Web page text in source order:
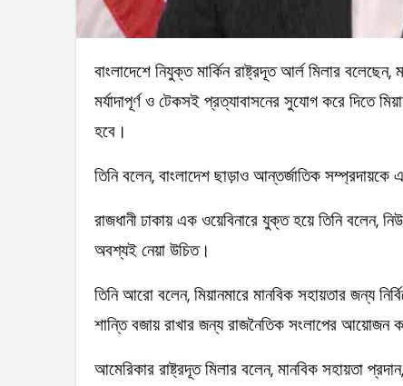
বাংলাদেশে নিযুক্ত মার্কিন রাষ্ট্রদূত আর্ল মিলার বলেছেন, মানবাধিকার প্রতিষ্ঠার জন্য রোহিঙ্গাদের নিরাপদ, স্বেচ্ছায়,
মর্যাদাপূর্ণ ও টেকসই প্রত্যাবাসনের সুযোগ করে দিতে
হবে।
তিনি বলেন, বাংলাদেশ ছাড়াও আন্তর্জাতিক সম্প্রদায়কে
রাজধানী ঢাকায় এক ওয়েবিনারে যুক্ত হয়ে তিনি বলেন,
অবশ্যই নেয়া উচিত।
তিনি আরো বলেন, মিয়ানমারে মানবিক সহায়তার জন্য
শান্তি বজায় রাখার জন্য রাজনৈতিক সংলাপের আয়োজন
আমেরিকার রাষ্ট্রদূত মিলার বলেন, মানবিক সহায়তা